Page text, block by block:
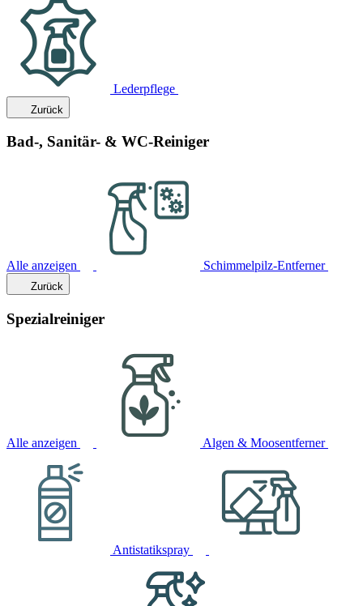
Lederpflege
Zurück
Bad-, Sanitär- & WC-Reiniger
Alle anzeigen Schimmelpilz-Entferner
Zurück
Spezialreiniger
Alle anzeigen Algen & Moosentferner
Antistatikspray